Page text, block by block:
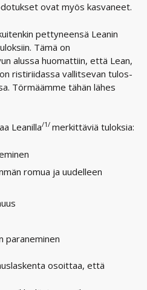
ovat myös kasvaneet.
pettyneensä Leanin
Tämä on
alussa huomattiin, että Lean,
ristiriidassa vallitsevan tulos-
Törmäämme tähän lähes
Leanilla/1/ merkittäviä tuloksia:
romua ja uudelleen
paraneminen
osoittaa, että